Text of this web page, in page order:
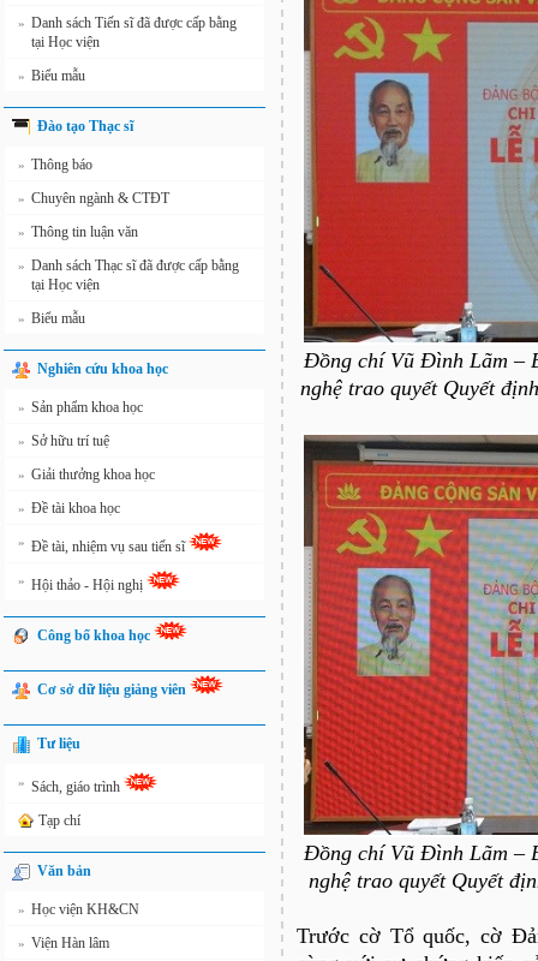
» Danh sách Tiến sĩ đã được cấp bằng
tại Học viện
» Biểu mẫu
Đào tạo Thạc sĩ
» Thông báo
» Chuyên ngành & CTĐT
» Thông tin luận văn
» Danh sách Thạc sĩ đã được cấp bằng
tại Học viện
» Biểu mẫu
Nghiên cứu khoa học
» Sản phẩm khoa học
» Sở hữu trí tuệ
» Giải thưởng khoa học
» Đề tài khoa học
» Đề tài, nhiệm vụ sau tiến sĩ
» Hội thảo - Hội nghị
Công bố khoa học
Cơ sở dữ liệu giảng viên
Tư liệu
» Sách, giáo trình
Tạp chí
Văn bản
» Học viện KH&CN
» Viện Hàn lâm
Đồng chí Vũ Đình Lãm –
nghệ trao quyết Quyết
Đồng chí Vũ Đình Lãm –
nghệ trao quyết Quyết
Trước cờ Tổ quốc, cờ